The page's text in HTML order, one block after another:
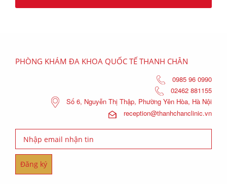
PHÒNG KHÁM ĐA KHOA QUỐC TẾ THANH CHÂN
0985 96 0990
02462 881155
Số 6, Nguyễn Thị Thập, Phường Yên Hòa, Hà Nội
reception@thanhchanclinic.vn